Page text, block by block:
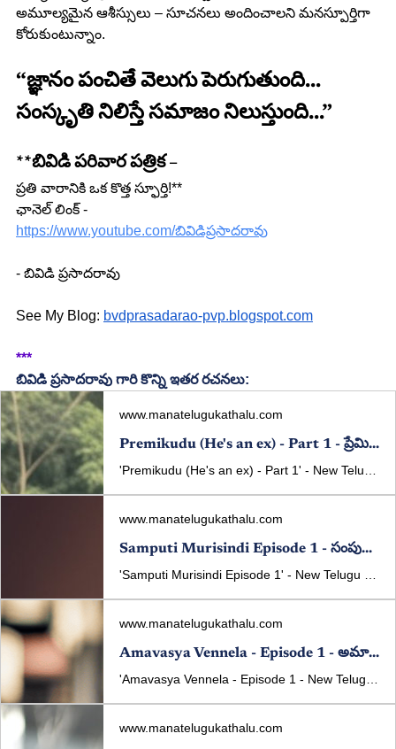
అమూల్యమైన ఆశీస్సులు – సూచనలు అందించాలని మనస్పూర్తిగా
కోరుకుంటున్నాం.
“జ్ఞానం పంచితే వెలుగు పెరుగుతుంది…
సంస్కృతి నిలిస్తే సమాజం నిలుస్తుంది…”
**బివిడి పరివార పత్రిక –
ప్రతి వారానికి ఒక కొత్త స్ఫూర్తి!**
ఛానెల్ లింక్ -
https://www.youtube.com/బివిడిప్రసాదరావు
- బివిడి ప్రసాదరావు
See My Blog: bvdprasadarao-pvp.blogspot.com
***
బివిడి ప్రసాదరావు గారి కొన్ని ఇతర రచనలు:
www.manatelugukathalu.com
Premikudu (He's an ex) - Part 1 - ప్రేమికుడు - పార్ట్ 1 - New Telugu Web Series Written By - BVD Prasada Rao
www.manatelugukathalu.com
Samputi Murisindi Episode 1 - సంపుటి మురిసింది - ఎపిసోడ్ 1 - New Telugu Web Series Written By - BVD Prasada Rao
www.manatelugukathalu.com
Amavasya Vennela - Episode 1 - అమావాస్య వెన్నెల - ఎపిసోడ్ 1 - New Telugu Web Series Written By - BVD Prasada Rao
www.manatelugukathalu.com